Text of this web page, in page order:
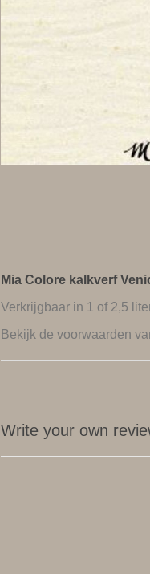
Mia Colore kalkverf
Verkrijgbaar in 1 of 2,5
Bekijk de voorwaarden
Write your own